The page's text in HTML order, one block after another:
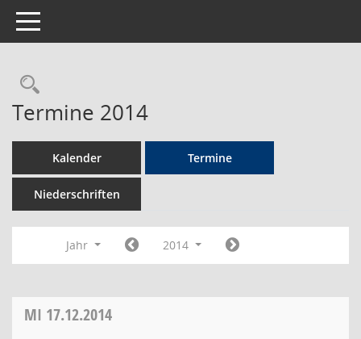
Toggle navigation
Rechercheauswahl
Termine 2014
Kalender Termine
Niederschriften
Jahr 2014
MI 17.12.2014